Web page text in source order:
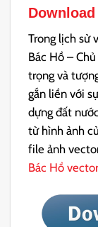
Trong lịch sử
Bác Hồ –
trọng và
gắn liền với
dựng đất
từ hình ảnh
file ảnh
Bác Hồ